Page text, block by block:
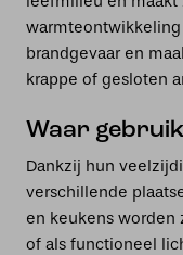
brandgevaar en
krappe of gesloten
Waar gebruik
Dankzij hun
verschillende
en keukens worden
of als functioneel